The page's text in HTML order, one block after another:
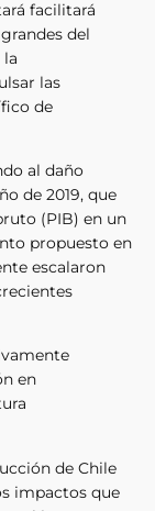
facilitará
del
la
las
de
al daño
de 2019, que
(PIB) en un
propuesto en
escalaron
en
de Chile
impactos que